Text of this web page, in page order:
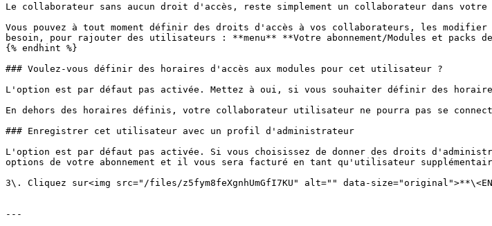
Le collaborateur sans aucun droit d'accès, reste simplement un collaborateur dans votre
Vous pouvez à tout moment définir des droits d'accès à vos collaborateurs, les modifier
besoin, pour rajouter des utilisateurs : **menu** **Votre abonnement/Modules et packs
{% endhint %}
### Voulez-vous définir des horaires d'accès aux modules pour cet utilisateur ?
L'option est par défaut pas activée. Mettez à oui, si vous souhaiter définir des
En dehors des horaires définis, votre collaborateur utilisateur ne pourra pas se
### Enregistrer cet utilisateur avec un profil d'administrateur
L'option est par défaut pas activée. Si vous choisissez de donner des droits
options de votre abonnement et il vous sera facturé en tant qu'utilisateur
3\. Cliquez sur<img src="/files/z5fym8feXgnhUmGfI7KU" alt="" data-
---